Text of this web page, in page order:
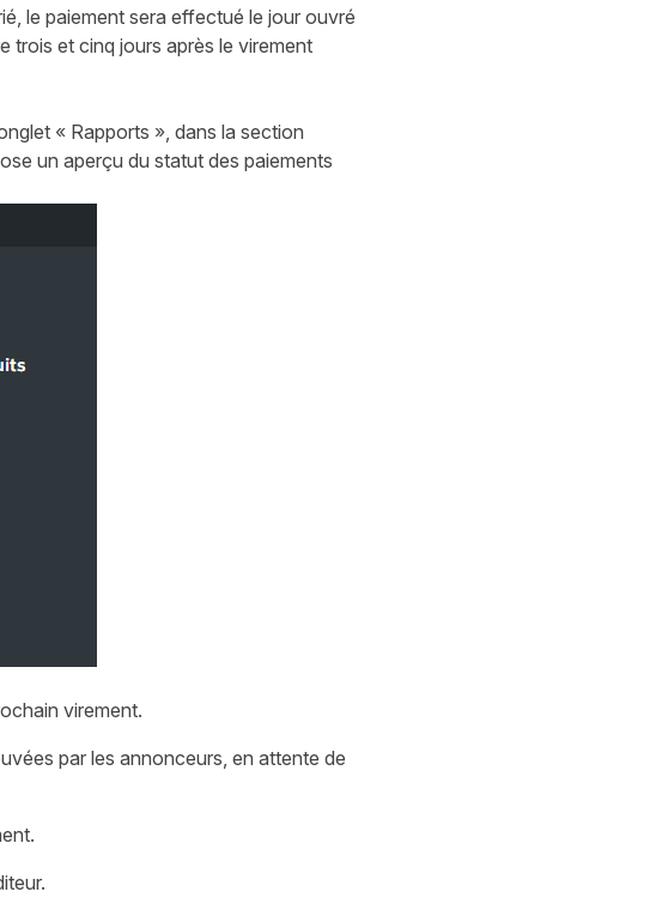
le paiement sera effectué le jour ouvré
trois et cinq jours après le virement
« Rapports », dans la section
un aperçu du statut des paiements
virement.
par les annonceurs, en attente de